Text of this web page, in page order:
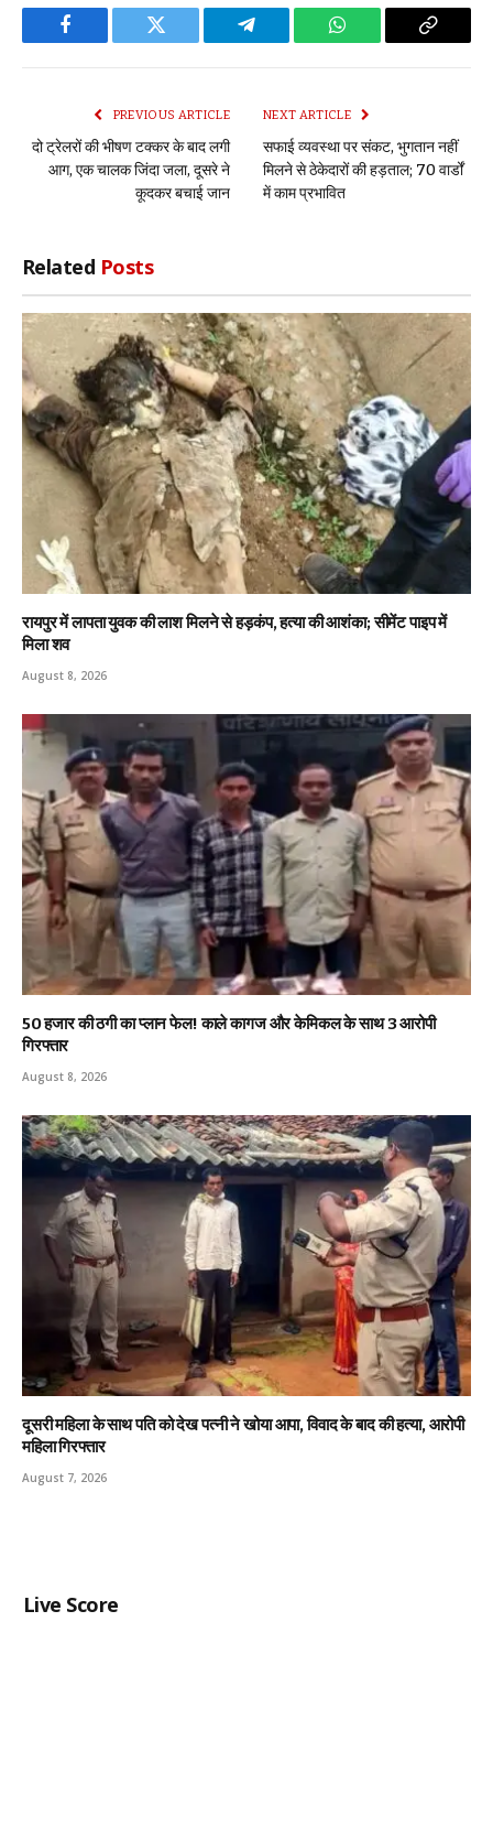
Facebook Twitter Telegram WhatsApp Copy
PREVIOUS ARTICLE
दो ट्रेलरों की भीषण टक्कर के बाद लगी
आग, एक चालक जिंदा जला, दूसरे ने
कूदकर बचाई जान
NEXT ARTICLE
सफाई व्यवस्था पर संकट, भुगतान नहीं
मिलने से ठेकेदारों की हड़ताल; 70 वार्डों
में काम प्रभावित
Related Posts
रायपुर में लापता युवक की लाश मिलने से हड़कंप, हत्या की आशंका; सीमेंट पाइप में
मिला शव
August 8, 2026
₹50 हजार की ठगी का प्लान फेल! काले कागज और केमिकल के साथ 3 आरोपी
गिरफ्तार
August 8, 2026
दूसरी महिला के साथ पति को देख पत्नी ने खोया आपा, विवाद के बाद की हत्या, आरोपी
महिला गिरफ्तार
August 7, 2026
Live Score